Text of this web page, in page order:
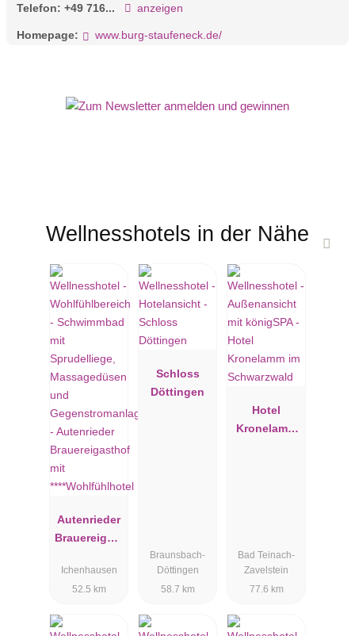
Telefon: +49 716... anzeigen
Homepage: www.burg-staufeneck.de/
Wellnesshotels in der Nähe
Autenrieder
Brauereigast
****Wohlfühl
hotel
Ichenhausen
52.5 km
Schloss
Döttingen
Braunsbach-
Döttingen
58.7 km
Hotel
Kronelamm
Bad Teinach-
Zavelstein
77.6 km